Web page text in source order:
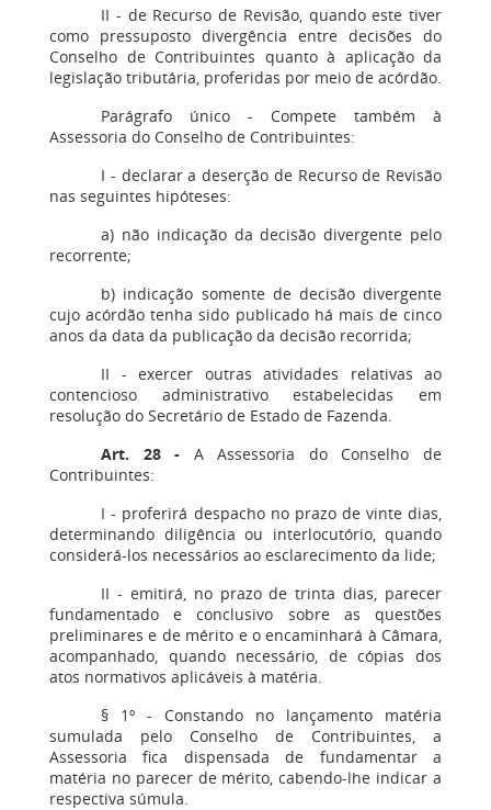
II - de Recurso de Revisão, quando este tiver
como pressuposto divergência entre decisões do
Conselho de Contribuintes quanto à aplicação da
legislação tributária, proferidas por meio de acórdão.
Parágrafo único - Compete também à
Assessoria do Conselho de Contribuintes:
I - declarar a deserção de Recurso de Revisão
nas seguintes hipóteses:
a) não indicação da decisão divergente pelo
recorrente;
b) indicação somente de decisão divergente
cujo acórdão tenha sido publicado há mais de cinco
anos da data da publicação da decisão recorrida;
II - exercer outras atividades relativas ao
contencioso administrativo estabelecidas em
resolução do Secretário de Estado de Fazenda.
Art. 28- A Assessoria do Conselho de
Contribuintes:
I - proferirá despacho no prazo de vinte dias,
determinando diligência ou interlocutório, quando
considerá-los necessários ao esclarecimento da lide;
II - emitirá, no prazo de trinta dias, parecer
fundamentado e conclusivo sobre as questões
preliminares e de mérito e o encaminhará à Câmara,
acompanhado, quando necessário, de cópias dos
atos normativos aplicáveis à matéria.
§ 1º - Constando no lançamento matéria
sumulada pelo Conselho de Contribuintes, a
Assessoria fica dispensada de fundamentar a
matéria no parecer de mérito, cabendo-lhe indicar a
respectiva súmula.